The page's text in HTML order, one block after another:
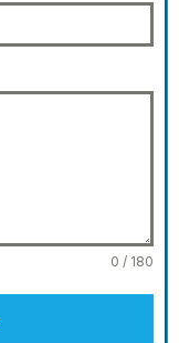
0 / 180